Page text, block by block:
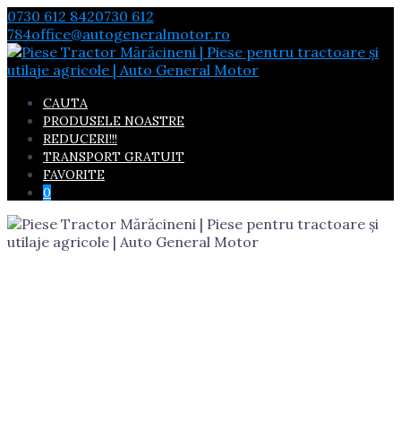
Skip
to
content
0730 612 8420730 612
784office@autogeneralmotor.ro
CAUTA
PRODUSELE NOASTRE
REDUCERI!!!
TRANSPORT GRATUIT
FAVORITE
0